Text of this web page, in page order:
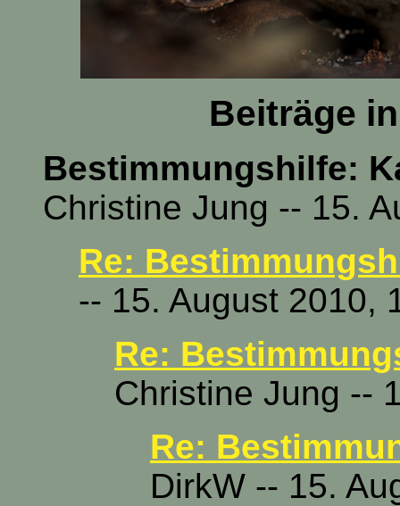
Beiträge
Bestimmungshilfe:
Christine Jung -- 15.
Re:
-- 15. August 2010,
Re:
Christine Jung --
Re:
DirkW -- 15.